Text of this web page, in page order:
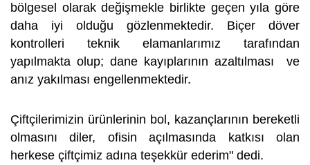
bölgesel olarak değişmekle birlikte geçen yıla göre
daha iyi olduğu gözlenmektedir. Biçer döver
kontrolleri teknik elamanlarımız tarafından
yapılmakta olup; dane kayıplarının azaltılması ve
anız yakılması engellenmektedir.
Çiftçilerimizin ürünlerinin bol, kazançlarının bereketli
olmasını diler, ofisin açılmasında katkısı olan
herkese çiftçimiz adına teşekkür ederim" dedi.